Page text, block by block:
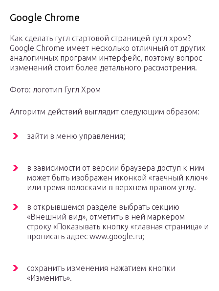
Google Chrome
Как сделать гугл стартовой страницей гугл хром?
Google Chrome имеет несколько отличный от других
аналогичных программ интерфейс, поэтому вопрос
изменений стоит более детального рассмотрения.
Фото: логотип Гугл Хром
Алгоритм действий выглядит следующим образом:
зайти в меню управления;
в зависимости от версии браузера доступ к ним
может быть изображен иконкой «гаечный ключ»
или тремя полосками в верхнем правом углу.
в открывшемся разделе выбрать секцию
«Внешний вид», отметить в ней маркером
строку «Показывать кнопку «главная страница» и
прописать адрес www.google.ru;
сохранить изменения нажатием кнопки
«Изменить».